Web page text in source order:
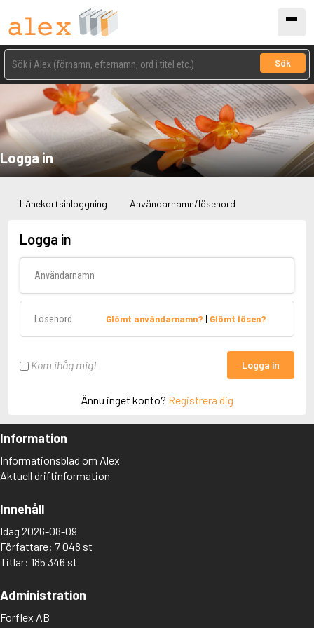
Sök
Logga in
Lånekortsinloggning Användarnamn/lösenord
Logga in
Glömt användarnamn? | Glömt lösen?
Kom ihåg mig! Logga in
Ännu inget konto? Registrera dig
Information
Informationsblad om Alex
Aktuell driftinformation
Innehåll
Idag 2026-08-09
Författare: 7 048 st
Titlar: 185 346 st
Administration
Forflex AB